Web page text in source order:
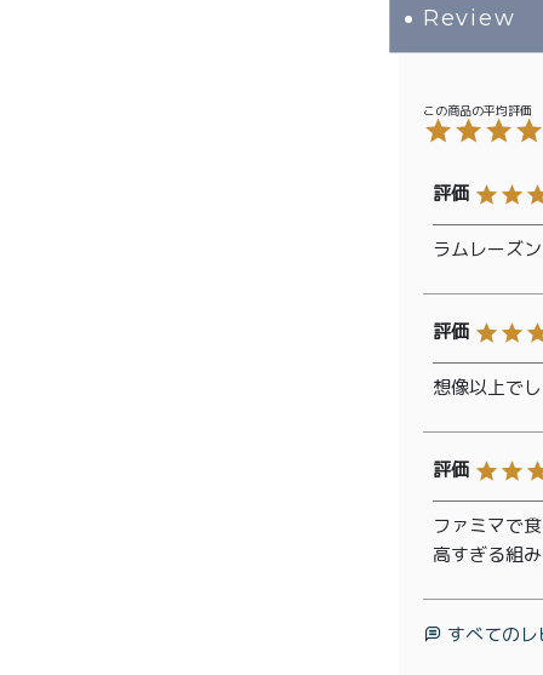
ラムレーズ
想像以上で
ファミマで
高すぎる組
すべての